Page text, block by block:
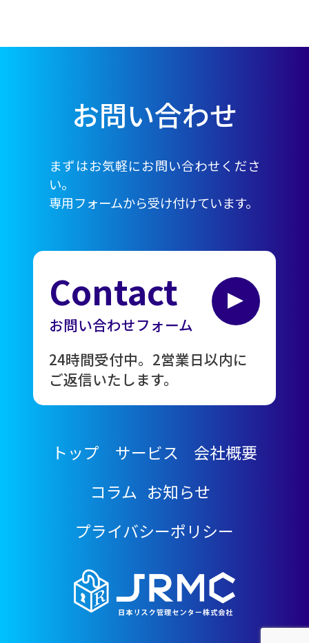
お問い合わせ
まずはお気軽にお問い合わせくださ
い。
専用フォームから受け付けています。
Contact
お問い合わせフォーム
24時間受付中。2営業日以内に
ご返信いたします。
トップ サービス
会社概要
コラム お知らせ
プライバシーポリシー